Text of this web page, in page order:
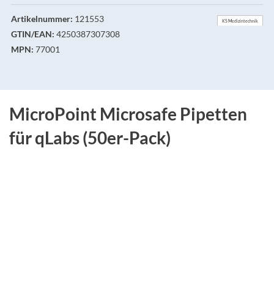
Artikelnummer: 121553
GTIN/EAN: 4250387307308
MPN: 77001
KS Medizintechnik
MicroPoint Microsafe Pipetten
für qLabs (50er-Pack)